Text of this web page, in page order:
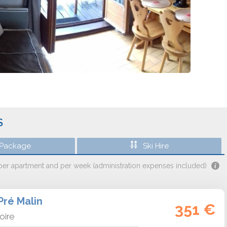
Ski Hire
apartment and per week (administration expenses included)
Malin 351 €